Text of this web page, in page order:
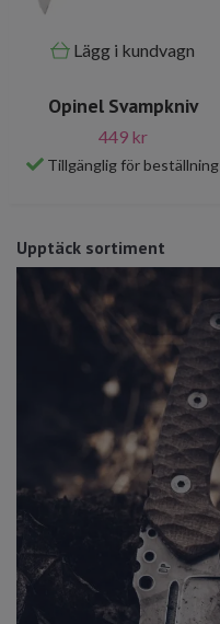
Upptäck sortiment
Lägg i kundvagn
Opinel Svampkniv
449 kr
Tillgänglig för beställning